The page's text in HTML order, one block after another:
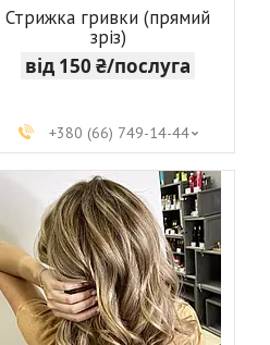
Стрижка гривки (прямий
зріз)
від 150 ₴/послуга
+380 (66) 749-14-44